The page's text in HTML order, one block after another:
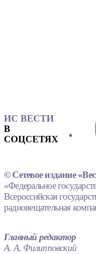
ИС ВЕСТИ
В
СОЦСЕТЯХ
© Сетевое издание
«Федеральное
Всероссийская
радиовещательная
Главный редактор
А. А. Филипповский